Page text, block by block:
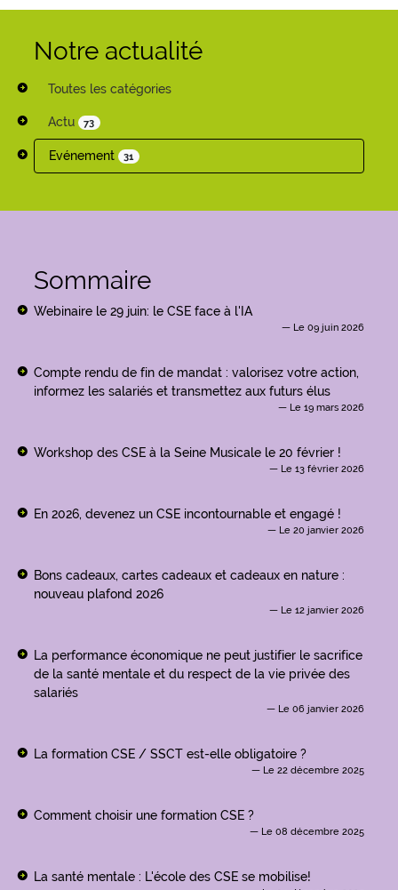
Notre actualité
Toutes les catégories
Actu 73
Evénement 31
Sommaire
Webinaire le 29 juin: le CSE face à l'IA
Le 09 juin 2026
Compte rendu de fin de mandat : valorisez votre action,
informez les salariés et transmettez aux futurs élus
Le 19 mars 2026
Workshop des CSE à la Seine Musicale le 20 février !
Le 13 février 2026
En 2026, devenez un CSE incontournable et engagé !
Le 20 janvier 2026
Bons cadeaux, cartes cadeaux et cadeaux en nature :
nouveau plafond 2026
Le 12 janvier 2026
La performance économique ne peut justifier le sacrifice
de la santé mentale et du respect de la vie privée des
salariés
Le 06 janvier 2026
La formation CSE / SSCT est-elle obligatoire ?
Le 22 décembre 2025
Comment choisir une formation CSE ?
Le 08 décembre 2025
La santé mentale : L'école des CSE se mobilise!